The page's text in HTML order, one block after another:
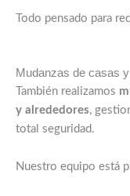
Todo pensado para
Mudanzas de casas
También realizamos
y alrededores,
total seguridad.
Nuestro equipo está